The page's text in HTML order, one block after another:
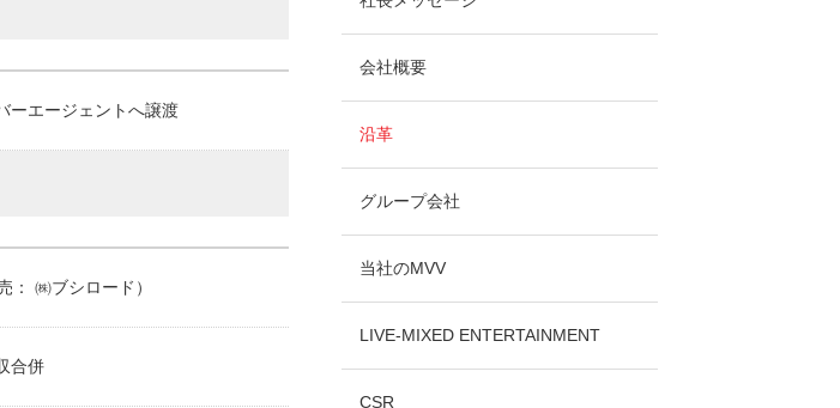
ーエージェントへ譲渡
： ㈱ブシロード）
合併
会社概要
沿革
グループ会社
当社のMVV
LIVE-MIXED ENTERTAINMENT
CSR